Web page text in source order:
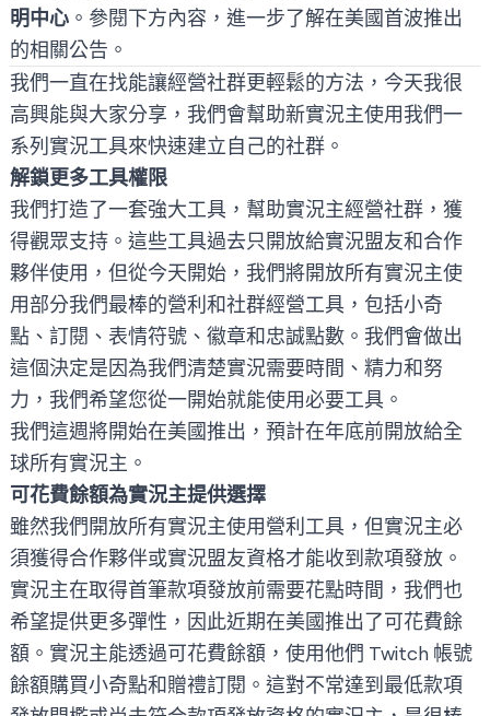
明中心 。參閱下方內容，進一步了解在美國首波推出
的相關公告。
我們一直在找能讓經營社群更輕鬆的方法，今天我很
高興能與大家分享，我們會幫助新實況主使用我們一
系列實況工具來快速建立自己的社群。
解鎖更多工具權限
我們打造了一套強大工具，幫助實況主經營社群，獲
得觀眾支持。這些工具過去只開放給實況盟友和合作
夥伴使用，但從今天開始，我們將開放所有實況主使
用部分我們最棒的營利和社群經營工具，包括小奇
點、訂閱、表情符號、徽章和忠誠點數。我們會做出
這個決定是因為我們清楚實況需要時間、精力和努
力，我們希望您從一開始就能使用必要工具。
我們這週將開始在美國推出，預計在年底前開放給全
球所有實況主。
可花費餘額為實況主提供選擇
雖然我們開放所有實況主使用營利工具，但實況主必
須獲得合作夥伴或實況盟友資格才能收到款項發放。
實況主在取得首筆款項發放前需要花點時間，我們也
希望提供更多彈性，因此近期在美國推出了可花費餘
額。實況主能透過可花費餘額，使用他們 Twitch 帳號
餘額購買小奇點和贈禮訂閱。這對不常達到最低款項